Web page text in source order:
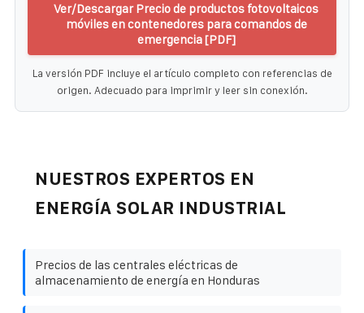
Ver/Descargar Precio de productos fotovoltaicos
móviles en contenedores para comandos de
emergencia [PDF]
La versión PDF incluye el artículo completo con referencias de
origen. Adecuado para imprimir y leer sin conexión.
NUESTROS EXPERTOS EN
ENERGÍA SOLAR INDUSTRIAL
Precios de las centrales eléctricas de
almacenamiento de energía en Honduras